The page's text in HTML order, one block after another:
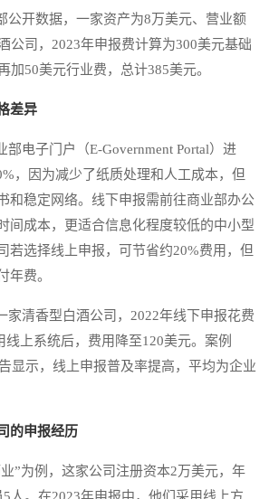
开数据，一家资产为8万美元、营业额
公司，2023年申报费计算为300美元基础
加50美元行业费，总计385美元。
差异
电子门户（E-Government Portal）进
，因为减少了纸质处理和人工成本，但
和稳定网络。线下申报需前往商业部办公
间成本，更适合信息化程度较低的中小型
若选择线上申报，可节省约20%费用，但
年费。
清香型白酒公司，2022年线下申报花费
线上系统后，费用降至120美元。案例
显示，线上申报普及率提高，平均为企业
的申报经历
为例，这家公司注册资本2万美元，年